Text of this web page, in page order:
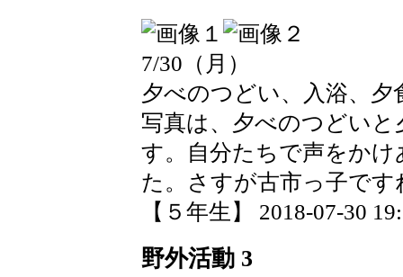
7/30（月）
夕べのつどい、入浴、
写真は、夕べのつどい
す。自分たちで声をか
た。さすが古市っ子です
【５年生】 2018-07-30
野外活動 3